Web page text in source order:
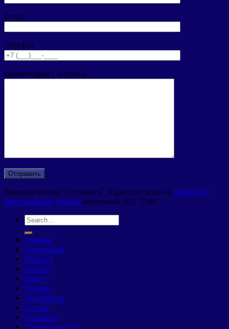
E-mail
Телефон
комментарии / вопросы
Нажимая кнопку "Отправить", я даю согласие на обработку
персональных данных компанией ООО "ТММ"
Главная
О компании
Новости
Каталог
Видео
Отзывы
Документы
Статьи
Контакты
Сотрудничество